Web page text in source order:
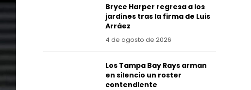
Bryce Harper regresa a los
jardines tras la firma de Luis
Arráez
4 de agosto de 2026
Los Tampa Bay Rays arman
en silencio un roster
contendiente